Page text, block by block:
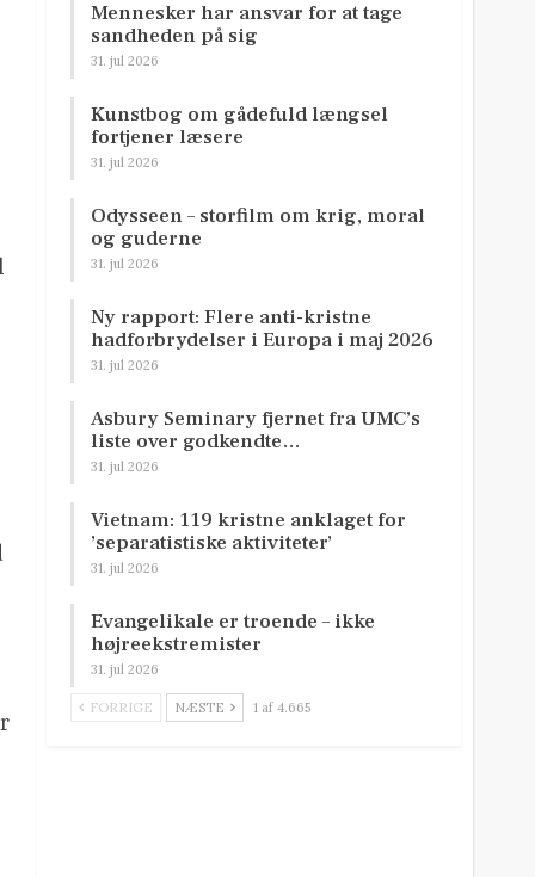
Mennesker har ansvar for at tage
sandheden på sig
31. jul 2026
Kunstbog om gådefuld længsel
fortjener læsere
31. jul 2026
Odysseen – storfilm om krig, moral
og guderne
31. jul 2026
Ny rapport: Flere anti-kristne
hadforbrydelser i Europa i maj 2026
31. jul 2026
Asbury Seminary fjernet fra UMC’s
liste over godkendte…
31. jul 2026
Vietnam: 119 kristne anklaget for
’separatistiske aktiviteter’
31. jul 2026
Evangelikale er troende – ikke
højreekstremister
31. jul 2026
FORRIGE NÆSTE 1 af 4.665